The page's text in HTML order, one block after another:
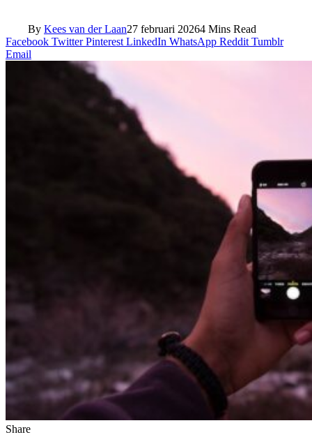
By Kees van der Laan27 februari 20264 Mins Read
Facebook Twitter Pinterest LinkedIn WhatsApp Reddit Tumblr
Email
Share